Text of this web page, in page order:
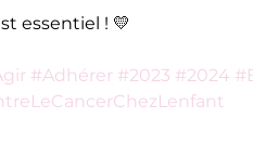
essentiel ! 💛
#Adhérer #2023 #2024